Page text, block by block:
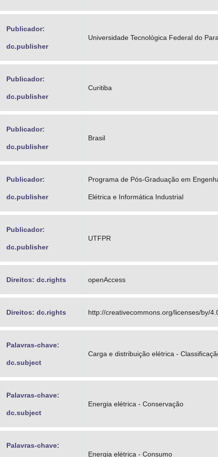
Publicador:
dc.publisher
Universidade Tecnológica Federal do
Publicador:
dc.publisher
Curitiba
Publicador:
dc.publisher
Brasil
Publicador:
dc.publisher
Programa de Pós-Graduação em
Elétrica e Informática Industrial
Publicador:
dc.publisher
UTFPR
Direitos: dc.rights openAccess
Direitos: dc.rights http://creativecommons.org/licenses/by/
Palavras-chave:
dc.subject
Carga e distribuição elétrica -
Palavras-chave:
dc.subject
Energia elétrica - Conservação
Palavras-chave:
Energia elétrica - Consumo